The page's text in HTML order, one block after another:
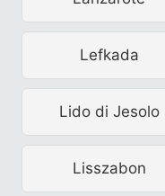
Lefkada
Lido di Jesolo
Lisszabon